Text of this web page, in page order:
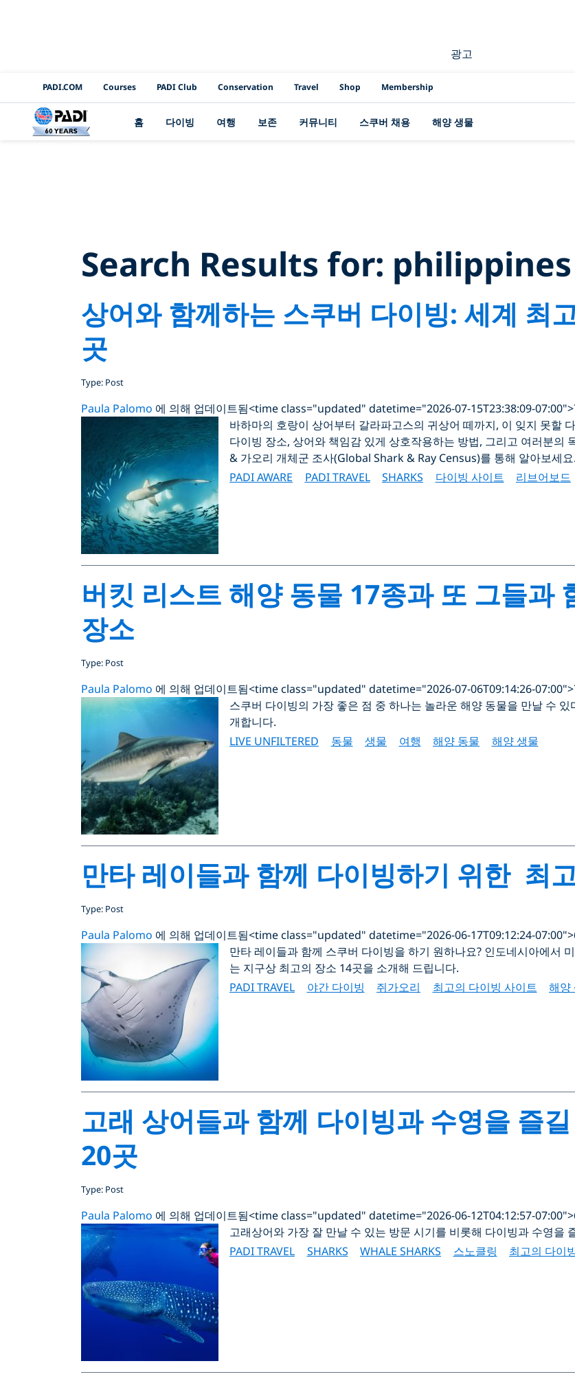
광고
PADI Channels
PADI.COM Courses PADI Club Conservation Travel Shop Membership
홈 다이빙 여행 보존 커뮤니티 스쿠버 채용 해양 생물
Search Results for: philippines
상어와 함께하는 스쿠버 다이빙: 세계 최
곳
Type: Post
Paula Palomo 에 의해 업데이트됨<time class="updated" datetime="2026-07-15T23:38:09-
바하마의 호랑이 상어부터 갈라파고스의 귀상어 떼까지, 이 잊지 못할
다이빙 장소, 상어와 책임감 있게 상호작용하는 방법, 그리고 여러분의
& 가오리 개체군 조사(Global Shark & Ray Census)를 통해 알아보세요.
PADI AWARE
PADI TRAVEL SHARKS 다이빙 사이트 리브어보드
버킷 리스트 해양 동물 17종과 또 그들과
장소
Type: Post
Paula Palomo 에 의해 업데이트됨<time class="updated" datetime="2026-07-06T09:14:26-
스쿠버 다이빙의 가장 좋은 점 중 하나는 놀라운 해양 동물을 만날 수
개합니다.
LIVE UNFILTERED
동물 생물 여행 해양 동물 해양 생물
만타 레이들과 함께 다이빙하기 위한 최
Type: Post
Paula Palomo 에 의해 업데이트됨<time class="updated" datetime="2026-06-17T09:12:24-
만타 레이들과 함께 스쿠버 다이빙을 하기 원하나요? 인도네시아에서
는 지구상 최고의 장소 14곳을 소개해 드립니다.
PADI TRAVEL
야간 다이빙 쥐가오리 최고의 다이빙 사이트 해양
고래 상어들과 함께 다이빙과 수영을 즐
20곳
Type: Post
Paula Palomo 에 의해 업데이트됨<time class="updated" datetime="2026-06-12T04:12:57-
고래상어와 가장 잘 만날 수 있는 방문 시기를 비롯해 다이빙과 수영을
PADI TRAVEL
SHARKS WHALE SHARKS 스노클링 최고의 다이